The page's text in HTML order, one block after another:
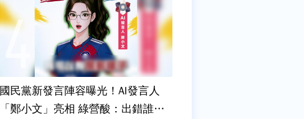
國民黨新發言陣容曝光！AI發言人
「鄭小文」亮相 綠營酸：出錯誰負